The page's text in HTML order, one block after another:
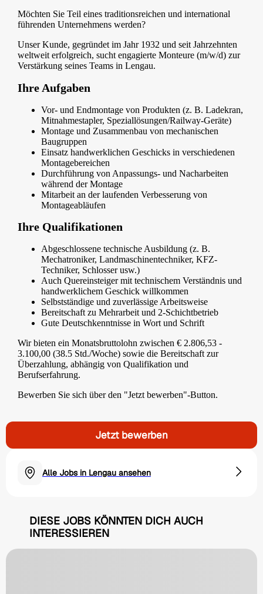
Möchten Sie Teil eines traditionsreichen und international
führenden Unternehmens werden?
Unser Kunde, gegründet im Jahr 1932 und seit Jahrzehnten
weltweit erfolgreich, sucht engagierte Monteure (m/w/d) zur
Verstärkung seines Teams in Lengau.
Ihre Aufgaben
Vor- und Endmontage von Produkten (z. B. Ladekran,
Mitnahmestapler, Speziallösungen/Railway-Geräte)
Montage und Zusammenbau von mechanischen
Baugruppen
Einsatz handwerklichen Geschicks in verschiedenen
Montagebereichen
Durchführung von Anpassungs- und Nacharbeiten
während der Montage
Mitarbeit an der laufenden Verbesserung von
Montageabläufen
Ihre Qualifikationen
Abgeschlossene technische Ausbildung (z. B.
Mechatroniker, Landmaschinentechniker, KFZ-
Techniker, Schlosser usw.)
Auch Quereinsteiger mit technischem Verständnis und
handwerklichem Geschick willkommen
Selbstständige und zuverlässige Arbeitsweise
Bereitschaft zu Mehrarbeit und 2-Schichtbetrieb
Gute Deutschkenntnisse in Wort und Schrift
Wir bieten ein Monatsbruttolohn zwischen € 2.806,53 -
3.100,00 (38.5 Std./Woche) sowie die Bereitschaft zur
Überzahlung, abhängig von Qualifikation und
Berufserfahrung.
Bewerben Sie sich über den "Jetzt bewerben"-Button.
Jetzt bewerben
Alle Jobs in Lengau ansehen
DIESE JOBS KÖNNTEN DICH AUCH
INTERESSIEREN